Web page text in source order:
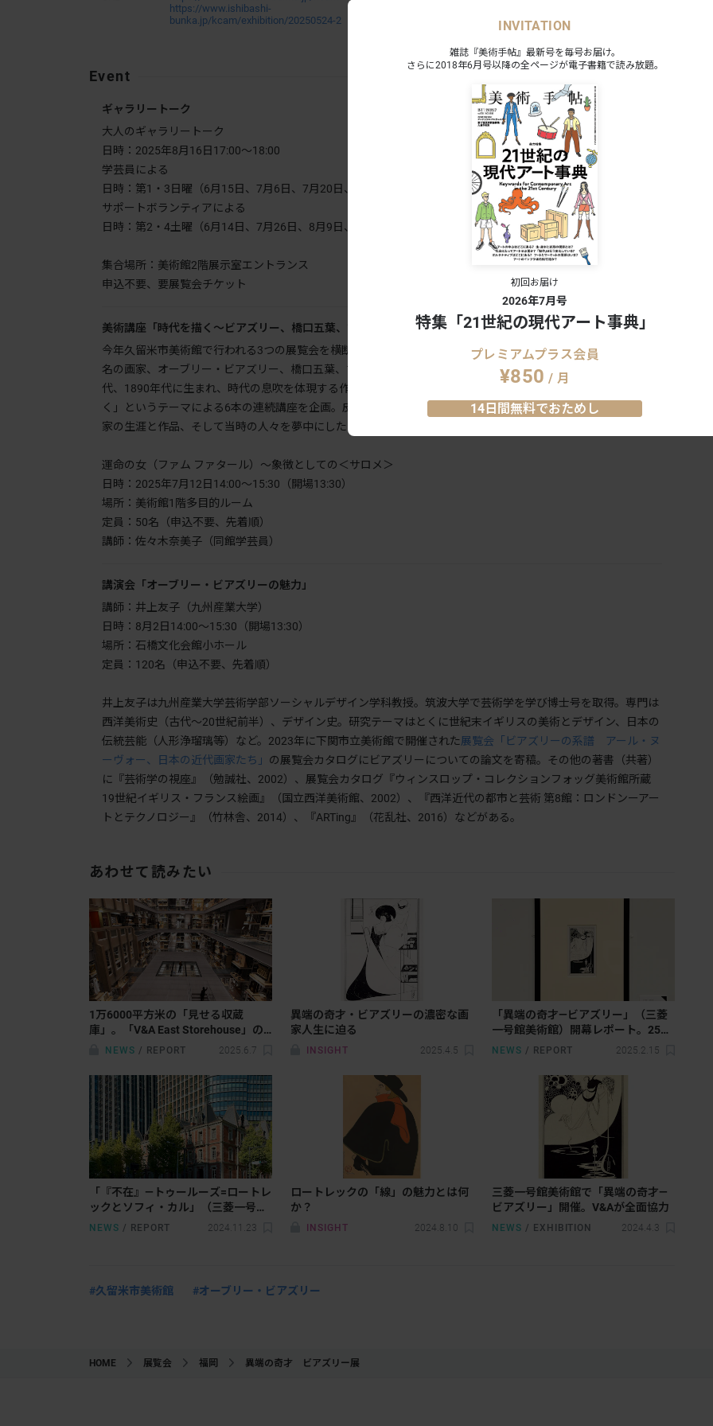
https://www.ishibashi-
bunka.jp/kcam/exhibition/20250524-2
Event
ギャラリートーク
大人のギャラリートーク
日時：2025年8月16日17:00〜18:00
学芸員による
日時：第1・3日曜（6月15日、7月6日、7月20日、8月3日、8月17日）各日14:00〜14:30
サポートボランティアによる
日時：第2・4土曜（6月14日、7月26日、8月9日、8月23日）各日14:00〜14:20
集合場所：美術館2階展示室エントランス
申込不要、要展覧会チケット
美術講座「時代を描く〜ビアズリー、橋口五葉、古賀春江（全6回）」
今年久留米市美術館で行われる3つの展覧会を横断した6回の連続講座。今年度、同館では若くして世を去った3
名の画家、オーブリー・ビアズリー、橋口五葉、古賀春江の展覧会を開催。同作家たちは、1870年代、1880年
代、1890年代に生まれ、時代の息吹を体現する作品を残した。これを機に、3つの展覧会を通して「時代を描
く」というテーマによる6本の連続講座を企画。皮切りとなる「ビアズリー」展では、19世紀末を駆け抜けた画
家の生涯と作品、そして当時の人々を夢中にした「サロメ」の謎に迫る講座を行う。
運命の女（ファム ファタール）〜象徴としての＜サロメ＞
日時：2025年7月12日14:00〜15:30（開場13:30）
場所：美術館1階多目的ルーム
定員：50名（申込不要、先着順）
講師：佐々木奈美子（同館学芸員）
講演会「オーブリー・ビアズリーの魅力」
講師：井上友子（九州産業大学）
日時：8月2日14:00〜15:30（開場13:30）
場所：石橋文化会館小ホール
定員：120名（申込不要、先着順）
井上友子は九州産業大学芸術学部ソーシャルデザイン学科教授。筑波大学で芸術学を学び博士号を取得。専門は
西洋美術史（古代〜20世紀前半）、デザイン史。研究テーマはとくに世紀末イギリスの美術とデザイン、日本の
伝統芸能（人形浄瑠璃等）など。2023年に下関市立美術館で開催された展覧会「ビアズリーの系譜 アール・ヌ
ーヴォー、日本の近代画家たち」 の展覧会カタログにビアズリーについての論文を寄稿。その他の著書（共著）
に『芸術学の視座』（勉誠社、2002）、展覧会カタログ『ウィンスロップ・コレクションフォッグ美術館所蔵
19世紀イギリス・フランス絵画』（国立西洋美術館、2002）、『西洋近代の都市と芸術 第8館：ロンドンーアー
トとテクノロジー』（竹林舎、2014）、『ARTing』（花乱社、2016）などがある。
あわせて読みたい
1万6000平方米の「見せる収蔵
庫」。「V&A East Storehouse」の
全貌に迫る
NEWS / REPORT 2025.6.7
異端の奇才・ビアズリーの濃密な画
家人生に迫る
INSIGHT 2025.4.5
「異端の奇才―ビアズリー」（三菱
一号館美術館）開幕レポート。25年
の生涯で1000点以上の作品を残した
NEWS / REPORT 2025.2.15
「『不在』―トゥールーズ=ロートレ
ックとソフィ・カル」（三菱一号館
美術館）開幕レポート
NEWS / REPORT 2024.11.23
ロートレックの「線」の魅力とは何
か？
INSIGHT 2024.8.10
三菱一号館美術館で「異端の奇才―
ビアズリー」開催。V&Aが全面協力
NEWS / EXHIBITION 2024.4.3
#久留米市美術館 #オーブリー・ビアズリー
HOME 展覧会 福岡 異端の奇才 ビアズリー展
INVITATION
雑誌『美術手帖』最新号を毎号お届け。
さらに2018年6月号以降の全ページが電子書籍で読み放題。
初回お届け
2026年7月号
特集「21世紀の現代アート事典」
プレミアムプラス会員
¥850 / 月
14日間無料でおためし